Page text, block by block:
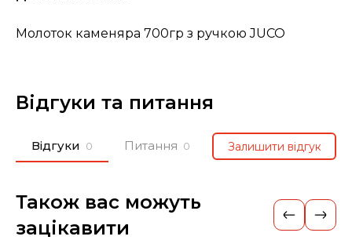
Молоток каменяра 700гр з ручкою JUCO
Відгуки та питання
Відгуки 0 Питання 0 Залишити відгук
Також вас можуть
зацікавити